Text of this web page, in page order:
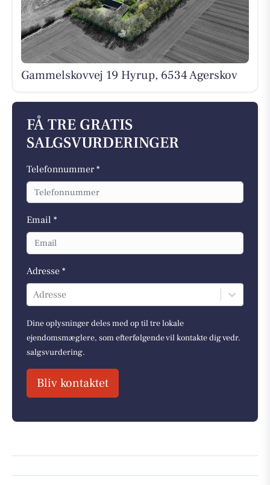
Gammelskovvej 19 Hyrup, 6534 Agerskov
FÅ TRE GRATIS
SALGSVURDERINGER
Telefonnummer *
Email *
Adresse *
Adresse
Dine oplysninger deles med op til tre lokale
ejendomsmæglere, som efterfølgende vil kontakte dig vedr.
salgsvurdering.
Bliv kontaktet